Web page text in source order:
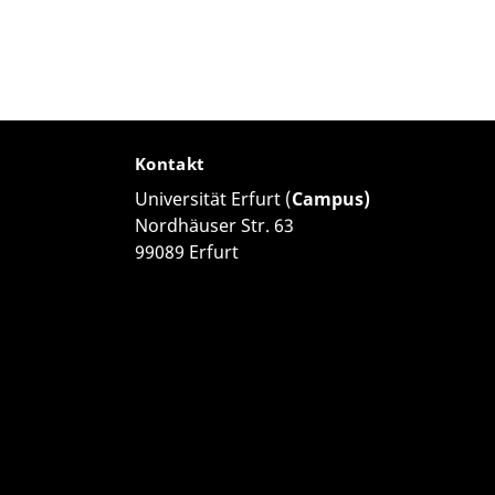
Kontakt
Universität Erfurt (Campus)
Nordhäuser Str. 63
99089 Erfurt